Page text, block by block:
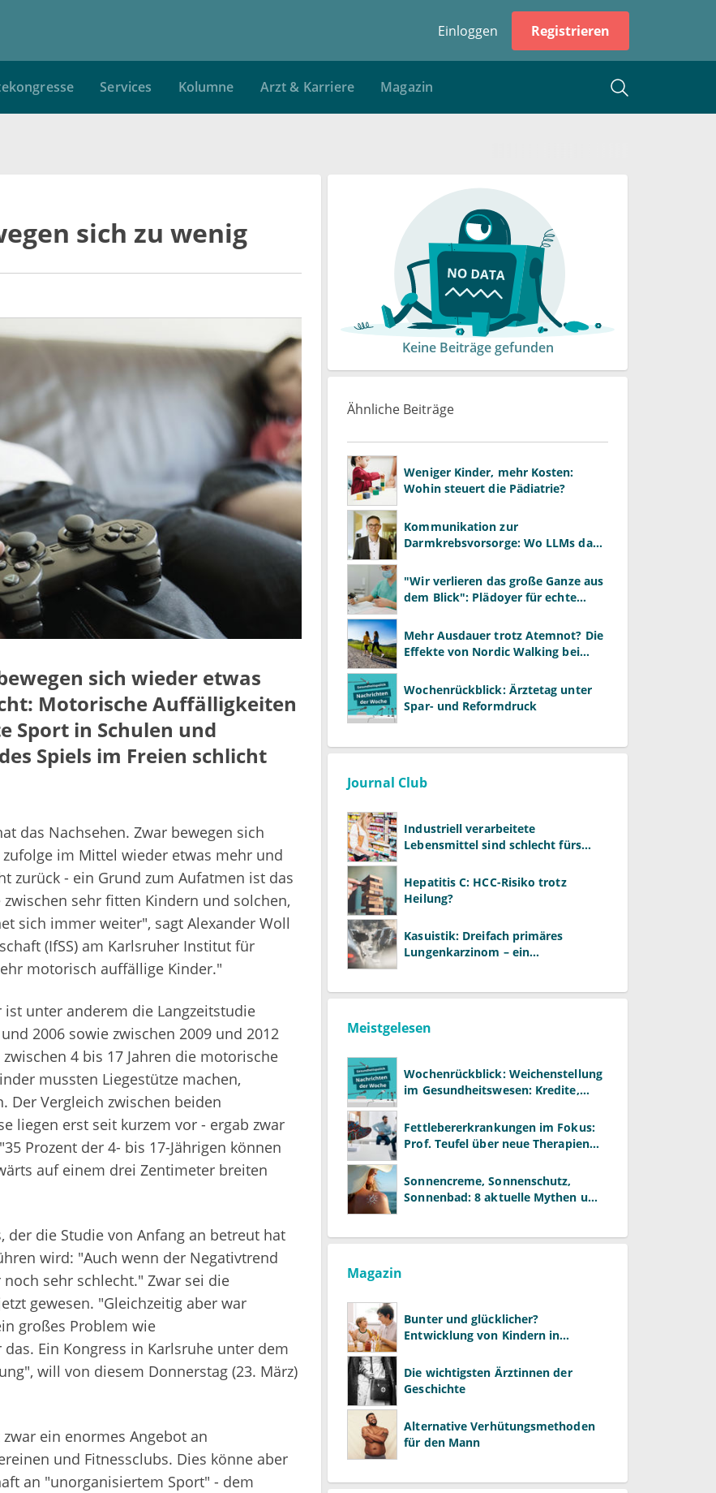
Einloggen Registrieren
Services Kolumne Arzt & Karriere Magazin
sich zu wenig
sich wieder etwas
Motorische Auffälligkeiten
Sport in Schulen und
Spiels im Freien schlicht
das Nachsehen. Zwar bewegen sich
im Mittel wieder etwas mehr und
zurück - ein Grund zum Aufatmen ist das
sehr fitten Kindern und solchen,
sich immer weiter", sagt Alexander Woll
(IfSS) am Karlsruher Institut für
motorisch auffällige Kinder."
unter anderem die Langzeitstudie
2006 sowie zwischen 2009 und 2012
4 bis 17 Jahren die motorische
mussten Liegestütze machen,
Der Vergleich zwischen beiden
liegen erst seit kurzem vor - ergab zwar
Prozent der 4- bis 17-Jährigen können
auf einem drei Zentimeter breiten
der die Studie von Anfang an betreut hat
wird: "Auch wenn der Negativtrend
sehr schlecht." Zwar sei die
gewesen. "Gleichzeitig aber war
großes Problem wie
Ein Kongress in Karlsruhe unter dem
will von diesem Donnerstag (23. März)
ein enormes Angebot an
und Fitnessclubs. Dies könne aber
an "unorganisiertem Sport" - dem
Keine Beiträge gefunden
Ähnliche Beiträge
Weniger Kinder, mehr Kosten:
Wohin steuert die Pädiatrie?
Kommunikation zur
Darmkrebsvorsorge: Wo LLMs das
nicht
"Wir verlieren das große Ganze aus
dem Blick": Plädoyer für echte
Mehr Ausdauer trotz Atemnot? Die
Effekte von Nordic Walking bei
Wochenrückblick: Ärztetag unter
Spar- und Reformdruck
Journal Club
Industriell verarbeitete
Lebensmittel sind schlecht fürs
Hepatitis C: HCC-Risiko trotz
Heilung?
Kasuistik: Dreifach primäres
Lungenkarzinom – ein
Meistgelesen
Wochenrückblick: Weichenstellung
im Gesundheitswesen: Kredite,
Fettlebererkrankungen im Fokus:
Prof. Teufel über neue Therapien
Sonnencreme, Sonnenschutz,
Sonnenbad: 8 aktuelle Mythen und
Magazin
Bunter und glücklicher?
Entwicklung von Kindern in
Die wichtigsten Ärztinnen der
Geschichte
Alternative Verhütungsmethoden
für den Mann